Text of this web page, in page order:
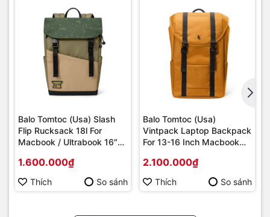
Balo Tomtoc (Usa) Slash
Flip Rucksack 18l For
Macbook / Ultrabook 16″
1.600.000₫
Thích So sánh
Balo Tomtoc (Usa)
Vintpack Laptop Backpack
For 13-16 Inch Macbook
– Yellow - (TA1M1Y100)
2.100.000₫
Thích So sánh